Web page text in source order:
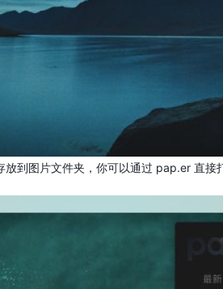
到图片文件夹，你可以通过 pap.er 直接